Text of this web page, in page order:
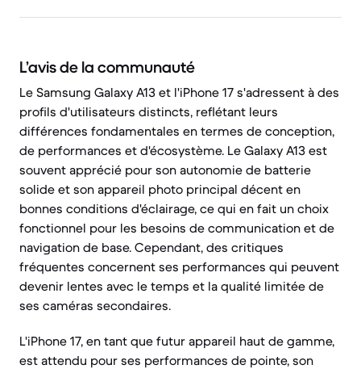
L’avis de la communauté
Le Samsung Galaxy A13 et l'iPhone 17 s'adressent à des
profils d'utilisateurs distincts, reflétant leurs
différences fondamentales en termes de conception,
de performances et d'écosystème. Le Galaxy A13 est
souvent apprécié pour son autonomie de batterie
solide et son appareil photo principal décent en
bonnes conditions d'éclairage, ce qui en fait un choix
fonctionnel pour les besoins de communication et de
navigation de base. Cependant, des critiques
fréquentes concernent ses performances qui peuvent
devenir lentes avec le temps et la qualité limitée de
ses caméras secondaires.
L'iPhone 17, en tant que futur appareil haut de gamme,
est attendu pour ses performances de pointe, son